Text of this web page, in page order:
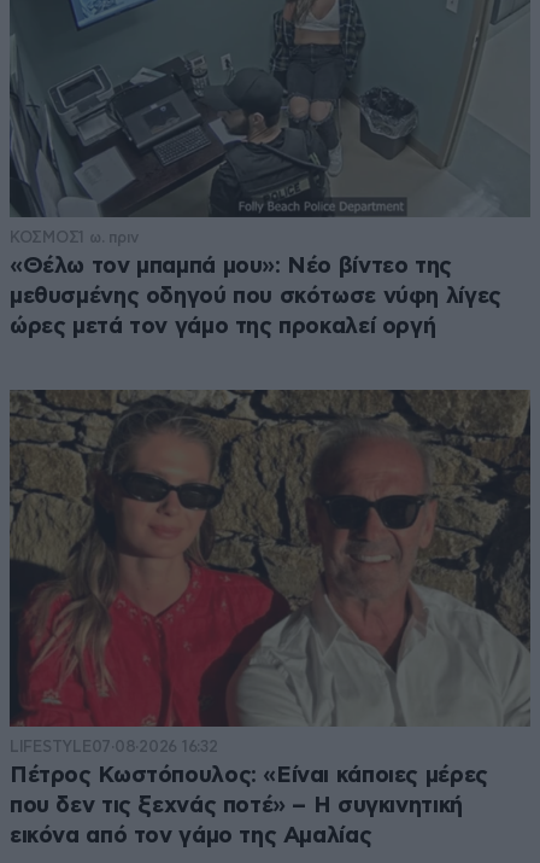
ΚΟΣΜΟΣ1 ω. πριν
«Θέλω τον μπαμπά μου»: Νέο βίντεο της
μεθυσμένης οδηγού που σκότωσε νύφη λίγες
ώρες μετά τον γάμο της προκαλεί οργή
LIFESTYLE07·08·2026 16:32
Πέτρος Κωστόπουλος: «Είναι κάποιες μέρες
που δεν τις ξεχνάς ποτέ» – Η συγκινητική
εικόνα από τον γάμο της Αμαλίας